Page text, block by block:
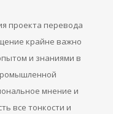
проекта перевода
крайне важно
и знаниями в
мнение и
все тонкости и